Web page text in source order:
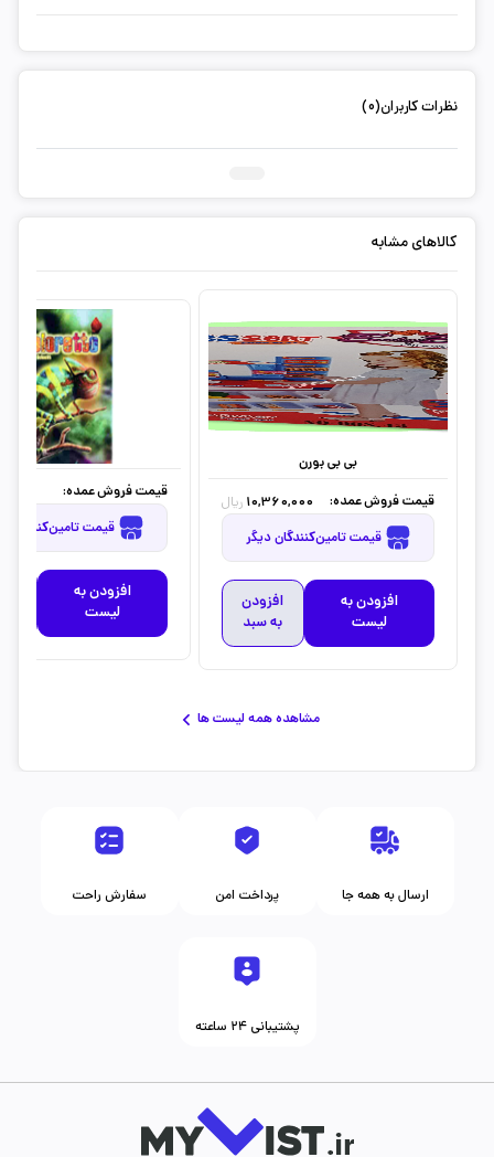
نظرات کاربران(0)
کالاهای مشابه
بی بی بورن
قیمت فروش عمده:
10,360,000 ریال
قیمت تامین‌کنندگان دیگر
افزودن به
لیست
افزودن
به سبد
قیمت فروش عمده:
قیمت تامین‌کنندگان دیگر
افزودن به
لیست
مشاهده همه لیست ها
سفارش راحت پرداخت امن ارسال به همه جا
پشتیبانی ۲۴ ساعته